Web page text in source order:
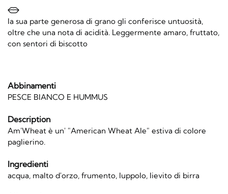
la sua parte generosa di grano gli conferisce untuosità,
oltre che una nota di acidità. Leggermente amaro, fruttato,
con sentori di biscotto
Abbinamenti
PESCE BIANCO E HUMMUS
Description
Am'Wheat è un' "American Wheat Ale" estiva di colore
paglierino.
Ingredienti
acqua, malto d'orzo, frumento, luppolo, lievito di birra